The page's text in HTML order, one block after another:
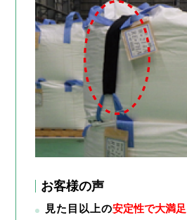
お客様の声
見た目以上の安定性で大満足